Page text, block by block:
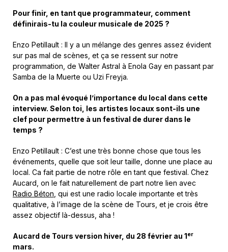
Pour finir, en tant que programmateur, comment
définirais-tu la couleur musicale de 2025 ?
Enzo Petillault : Il y a un mélange des genres assez évident
sur pas mal de scènes, et ça se ressent sur notre
programmation, de Walter Astral à Enola Gay en passant par
Samba de la Muerte ou Uzi Freyja.
On a pas mal évoqué l’importance du local dans cette
interview. Selon toi, les artistes locaux sont-ils une
clef pour permettre à un festival de durer dans le
temps ?
Enzo Petillault : C’est une très bonne chose que tous les
événements, quelle que soit leur taille, donne une place au
local. Ca fait partie de notre rôle en tant que festival. Chez
Aucard, on le fait naturellement de part notre lien avec
Radio Béton , qui est une radio locale importante et très
qualitative, à l’image de la scène de Tours, et je crois être
assez objectif là-dessus, aha !
Aucard de Tours version hiver, du 28 février au 1er
mars.